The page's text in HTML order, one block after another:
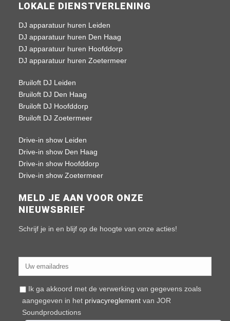
LOKALE DIENSTVERLENING
DJ apparatuur huren Leiden
DJ apparatuur huren Den Haag
DJ apparatuur huren Hoofddorp
DJ apparatuur huren Zoetermeer
Bruiloft DJ Leiden
Bruiloft DJ Den Haag
Bruiloft DJ Hoofddorp
Bruiloft DJ Zoetermeer
Drive-in show Leiden
Drive-in show Den Haag
Drive-in show Hoofddorp
Drive-in show Zoetermeer
MELD JE AAN VOOR ONZE
NIEUWSBRIEF
Schrijf je in en blijf op de hoogte van onze acties!
Ik ga akkoord met de verwerking van gegevens zoals
aangegeven in het privacyreglement van JOR
Soundproductions